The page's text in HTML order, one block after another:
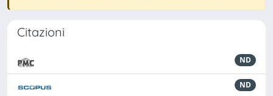
Citazioni
ND
ND